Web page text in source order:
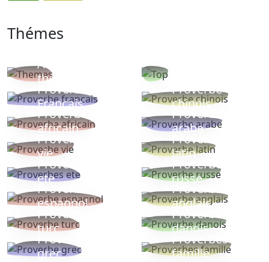
Thémes
Autres
thèmes
Proverbe
Français
Proverbe
chinois
Proverbe
africain
Proverbe
arabe
Proverbe
vie
Proverbe
latin
Proverbes
ete
Proverbe
russe
Proverbe
espagnol
Proverbe
anglais
Proverbe
turc
Proverbe
danois
Proverbe
grec
Proverbes
famille